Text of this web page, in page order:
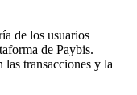
de los usuarios
de Paybis.
transacciones y la